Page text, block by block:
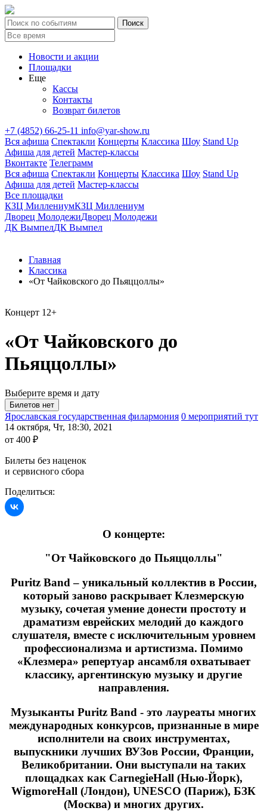
Новости и акции
Площадки
Еще
Кассы
Контакты
Возврат билетов
+7 (4852) 66-25-11 info@yar-show.ru
Вся афиша Спектакли Концерты Классика Шоу Stand Up
Афиша для детей Мастер-классы
Вконтакте Телеграмм
Вся афиша Спектакли Концерты Классика Шоу Stand Up
Афиша для детей Мастер-классы
Все площадки
КЗЦ МиллениумКЗЦ Миллениум
Дворец МолодежиДворец Молодежи
ДК ВымпелДК Вымпел
Главная
Классика
«От Чайковского до Пьяццоллы»
Концерт 12+
«От Чайковского до
Пьяццоллы»
Выберите время и дату
Ярославская государственная филармония 0 мероприятий тут
14 октября, Чт, 18:30, 2021
от 400 ₽
Билеты без наценок
и сервисного сбора
Поделиться:
О концерте:
"От Чайковского до Пьяццоллы"
Puritz Band – уникальный коллектив в России,
который заново раскрывает Клезмерскую
музыку, сочетая умение донести простоту и
драматизм еврейских мелодий до каждого
слушателя, вместе с исключительным уровнем
профессионализма и артистизма. Помимо
«Клезмера» репертуар ансамбля охватывает
классику, аргентинскую музыку и другие
направления.
Музыканты Puritz Band - это лауреаты многих
международных конкурсов, признанные в мире
исполнители на своих инструментах,
выпускники лучших ВУЗов России, Франции,
Великобритании. Они выступали на таких
площадках как CarnegieHall (Нью-Йорк),
WigmoreHall (Лондон), UNESCO (Париж), БЗК
(Москва) и многих других.